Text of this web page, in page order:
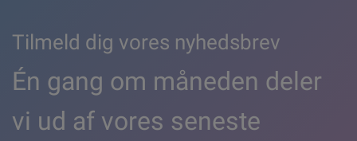
Tilmeld dig vores nyhedsbrev
Én gang om måneden deler
vi ud af vores seneste